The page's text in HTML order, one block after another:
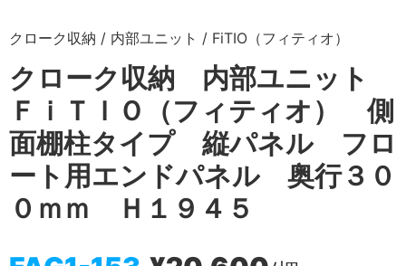
クローク収納 / 内部ユニット / FiTIO（フィティオ）
クローク収納 内部ユニット
ＦｉＴＩＯ（フィティオ） 側
面棚柱タイプ 縦パネル フロ
ート用エンドパネル 奥行３０
０ｍｍ Ｈ１９４５